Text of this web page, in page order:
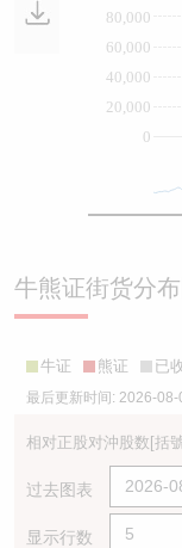
0
60,000
20,000
40,000
80,000
牛熊证街货分
牛证 熊证 已
最后更新时间: 2026-08-
相对正股对沖股数[括
过去图表
显示行数